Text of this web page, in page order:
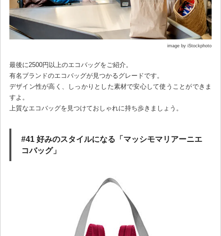
image by iStockphoto
最後に2500円以上のエコバッグをご紹介。
有名ブランドのエコバッグが見つかるグレードです。
デザイン性が高く、しっかりとした素材で安心して使うことができま
すよ。
上質なエコバッグを見つけておしゃれに持ち歩きましょう。
#41 好みのスタイルになる「マッシモマリアーニエ
コバッグ」